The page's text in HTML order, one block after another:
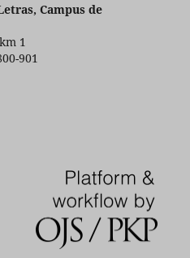
Campus de
1
901